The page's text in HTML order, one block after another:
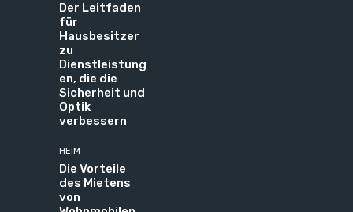
Der Leitfaden
für
Hausbesitzer
zu
Dienstleistung
en, die die
Sicherheit und
Optik
verbessern
HEIM
Die Vorteile
des Mietens
von